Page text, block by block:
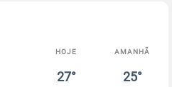
HOJE AMANHÃ
27° 25°